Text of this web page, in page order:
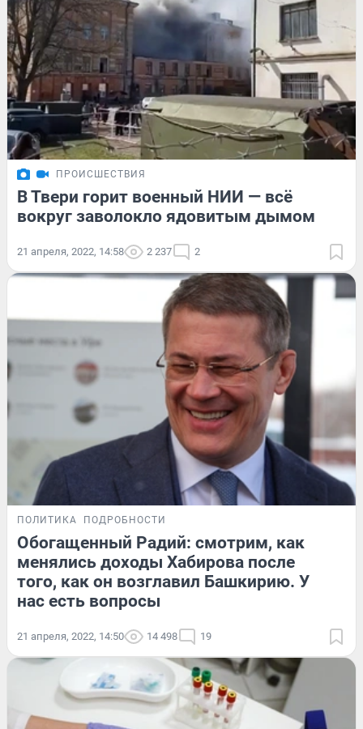
ПРОИСШЕСТВИЯ
В Твери горит военный НИИ — всё
вокруг заволокло ядовитым дымом
21 апреля, 2022, 14:58 2 237 2
ПОЛИТИКА ПОДРОБНОСТИ
Обогащенный Радий: смотрим, как
менялись доходы Хабирова после
того, как он возглавил Башкирию. У
нас есть вопросы
21 апреля, 2022, 14:50 14 498 19